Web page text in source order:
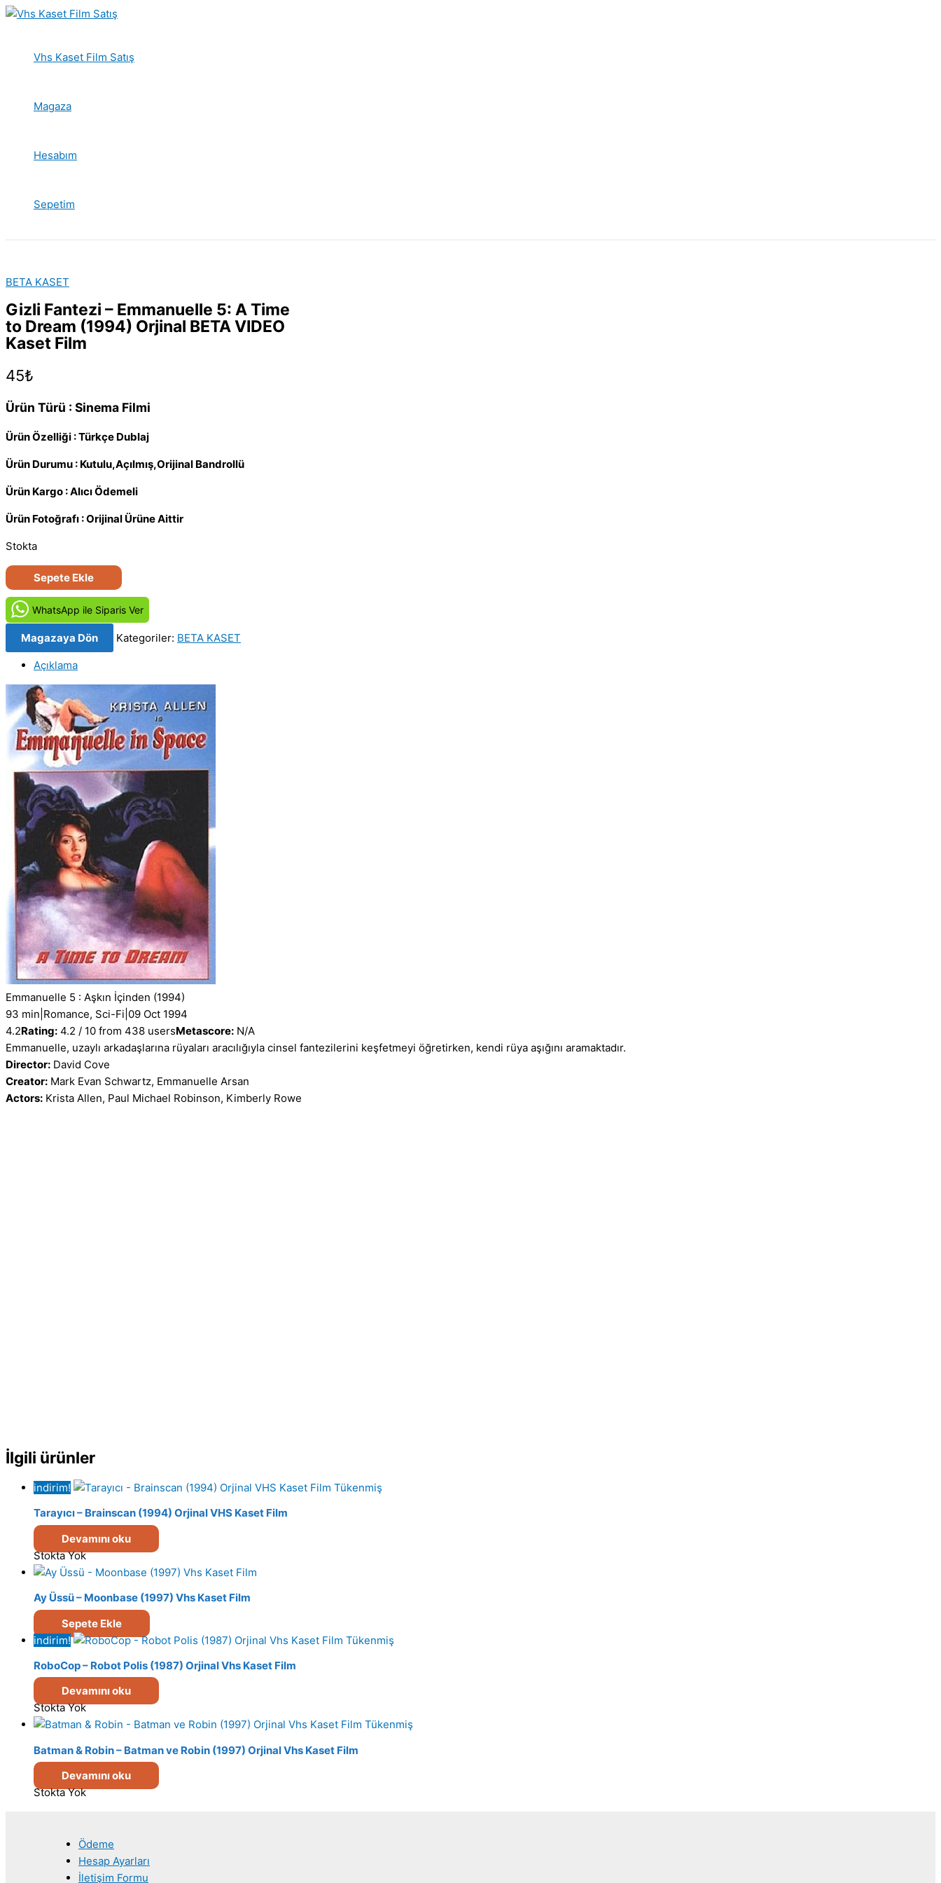
İçeriğe
Vhs Kaset Film Satış
Magaza
Hesabım
Sepetim
BETA KASET
Gizli Fantezi – Emmanuelle 5: A Time
to Dream (1994) Orjinal BETA VIDEO
Kaset Film
45₺
Ürün Türü : Sinema Filmi
Ürün Özelliği : Türkçe Dublaj
Ürün Durumu : Kutulu,Açılmış,Orijinal Bandrollü
Ürün Kargo : Alıcı Ödemeli
Ürün Fotoğrafı : Orijinal Ürüne Aittir
Stokta
Gizli
Fantezi
Emmanuelle
A
Dream
(1994)
Orjinal
BETA
VIDEO
Kaset
Film
adet
Sepete Ekle
WhatsApp ile Siparis Ver
Magazaya Dön Kategoriler: BETA KASET
Açıklama
Emmanuelle 5 : Aşkın İçinden (1994)
93 min Romance, Sci-Fi 09 Oct 1994
4.2Rating: 4.2 / 10 from 438 usersMetascore: N/A
Emmanuelle, uzaylı arkadaşlarına rüyaları aracılığıyla cinsel fantezilerini keşfetmeyi öğretirken, kendi rüya aşığını aramaktadır.
Director: David Cove
Creator: Mark Evan Schwartz, Emmanuelle Arsan
Actors: Krista Allen, Paul Michael Robinson, Kimberly Rowe
İlgili ürünler
indirim!
Tükenmiş
Tarayıcı – Brainscan (1994) Orjinal VHS Kaset Film
Devamını oku
Stokta Yok
Ay Üssü – Moonbase (1997) Vhs Kaset Film
Sepete Ekle
indirim!
Tükenmiş
RoboCop – Robot Polis (1987) Orjinal Vhs Kaset Film
Devamını oku
Stokta Yok
Tükenmiş
Batman & Robin – Batman ve Robin (1997) Orjinal Vhs Kaset Film
Devamını oku
Stokta Yok
Ödeme
Hesap Ayarları
İletişim Formu